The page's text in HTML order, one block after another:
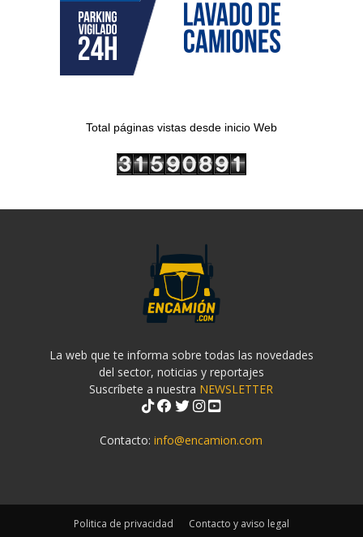
Total páginas vistas desde inicio Web
La web que te informa sobre todas las novedades
del sector, noticias y reportajes
Suscríbete a nuestra NEWSLETTER
Contacto:info@encamion.com
Politica de privacidad Contacto y aviso legal